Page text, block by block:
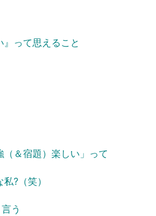
って思えること
＆宿題）楽しい」って
?（笑）
う